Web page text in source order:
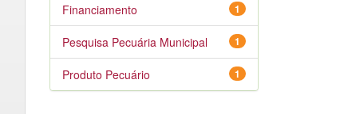
1
Financiamento
1
Pesquisa Pecuária Municipal
1
Produto Pecuário